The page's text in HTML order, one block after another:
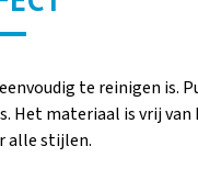
te reinigen is.
materiaal is vrij
alle stijlen.